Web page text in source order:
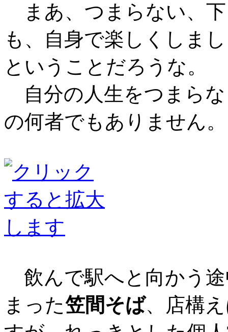
まあ、つまらない、
も、自身で楽しくしま
ということだろうな。
自分の人生をつまら
の何者でもありません。
飲んで駅へと向かう
まった笠間そば、店構